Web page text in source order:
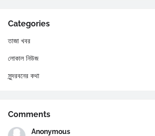
Categories
তাজা খবর
লোকাল নিউজ
সুন্দরবনের কথা
Comments
Anonymous